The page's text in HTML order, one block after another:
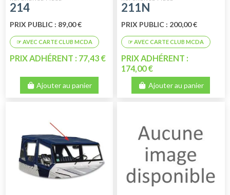
214
PRIX PUBLIC : 89,00 €
PRIX ADHÉRENT : 77,43 €
Ajouter au panier
211N
PRIX PUBLIC : 200,00 €
PRIX ADHÉRENT :
174,00 €
Ajouter au panier